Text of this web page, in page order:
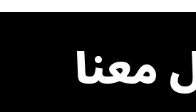
معنا